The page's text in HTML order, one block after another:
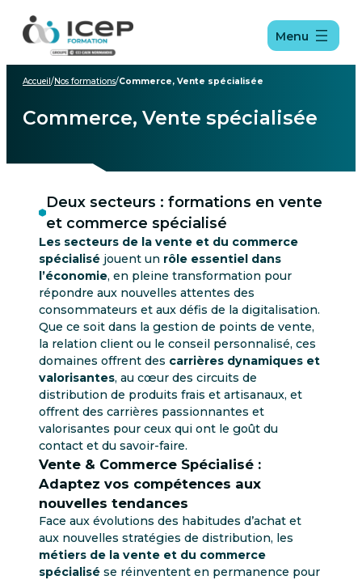
Aller
menu
Aller
contenu
Aller
pied
de
page
Menu
Accueil /Nos formations/Commerce, Vente spécialisée
Commerce, Vente spécialisée
Deux secteurs : formations en vente
et commerce spécialisé
Les secteurs de la vente et du commerce
spécialisé jouent un rôle essentiel dans
l’économie, en pleine transformation pour
répondre aux nouvelles attentes des
consommateurs et aux défis de la digitalisation.
Que ce soit dans la gestion de points de vente,
la relation client ou le conseil personnalisé, ces
domaines offrent des carrières dynamiques et
valorisantes, au cœur des circuits de
distribution de produits frais et artisanaux, et
offrent des carrières passionnantes et
valorisantes pour ceux qui ont le goût du
contact et du savoir-faire.
Vente & Commerce Spécialisé :
Adaptez vos compétences aux
nouvelles tendances
Face aux évolutions des habitudes d’achat et
aux nouvelles stratégies de distribution, les
métiers de la vente et du commerce
spécialisé se réinventent en permanence pour